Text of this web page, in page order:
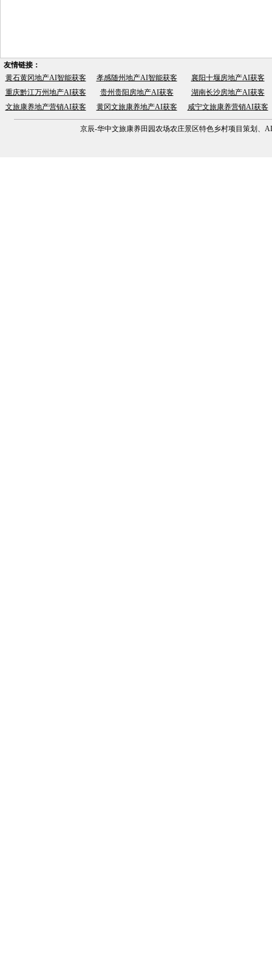
友情链接：
黄石黄冈地产AI智能获客
孝感随州地产AI智能获客
襄阳十堰房地产AI获客
重庆黔江万州地产AI获客
贵州贵阳房地产AI获客
湖南长沙房地产AI获客
文旅康养地产营销AI获客
黄冈文旅康养地产AI获客 咸宁文旅康养营销AI获客
京辰-华中文旅康养田园农场农庄景区特色乡村项目策划、